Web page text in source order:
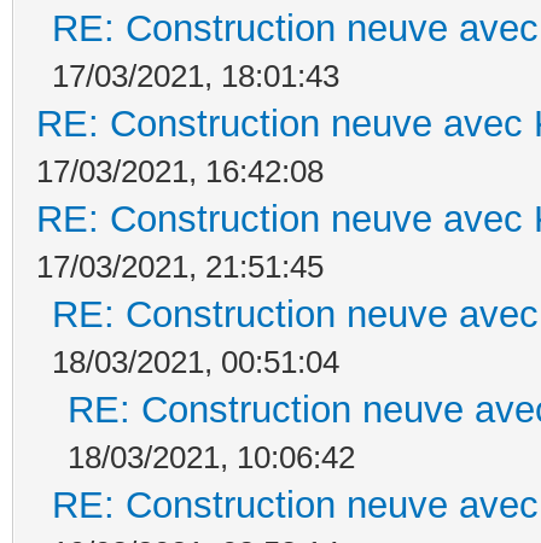
RE: Construction neuve
17/03/2021, 18:01:43
RE: Construction neuve avec
17/03/2021, 16:42:08
RE: Construction neuve avec
17/03/2021, 21:51:45
RE: Construction neuve
18/03/2021, 00:51:04
RE: Construction neuve
18/03/2021, 10:06:42
RE: Construction neuve